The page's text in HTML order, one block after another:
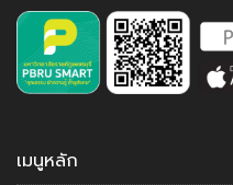
เมนูหลัก